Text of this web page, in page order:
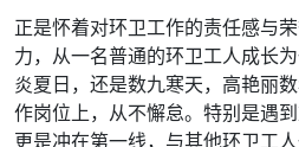
正是怀着对环卫工作的责任感与
力，从一名普通的环卫工人成长
炎夏日，还是数九寒天，高艳丽
作岗位上，从不懈怠。特别是遇
更是冲在第一线，与其他环卫工